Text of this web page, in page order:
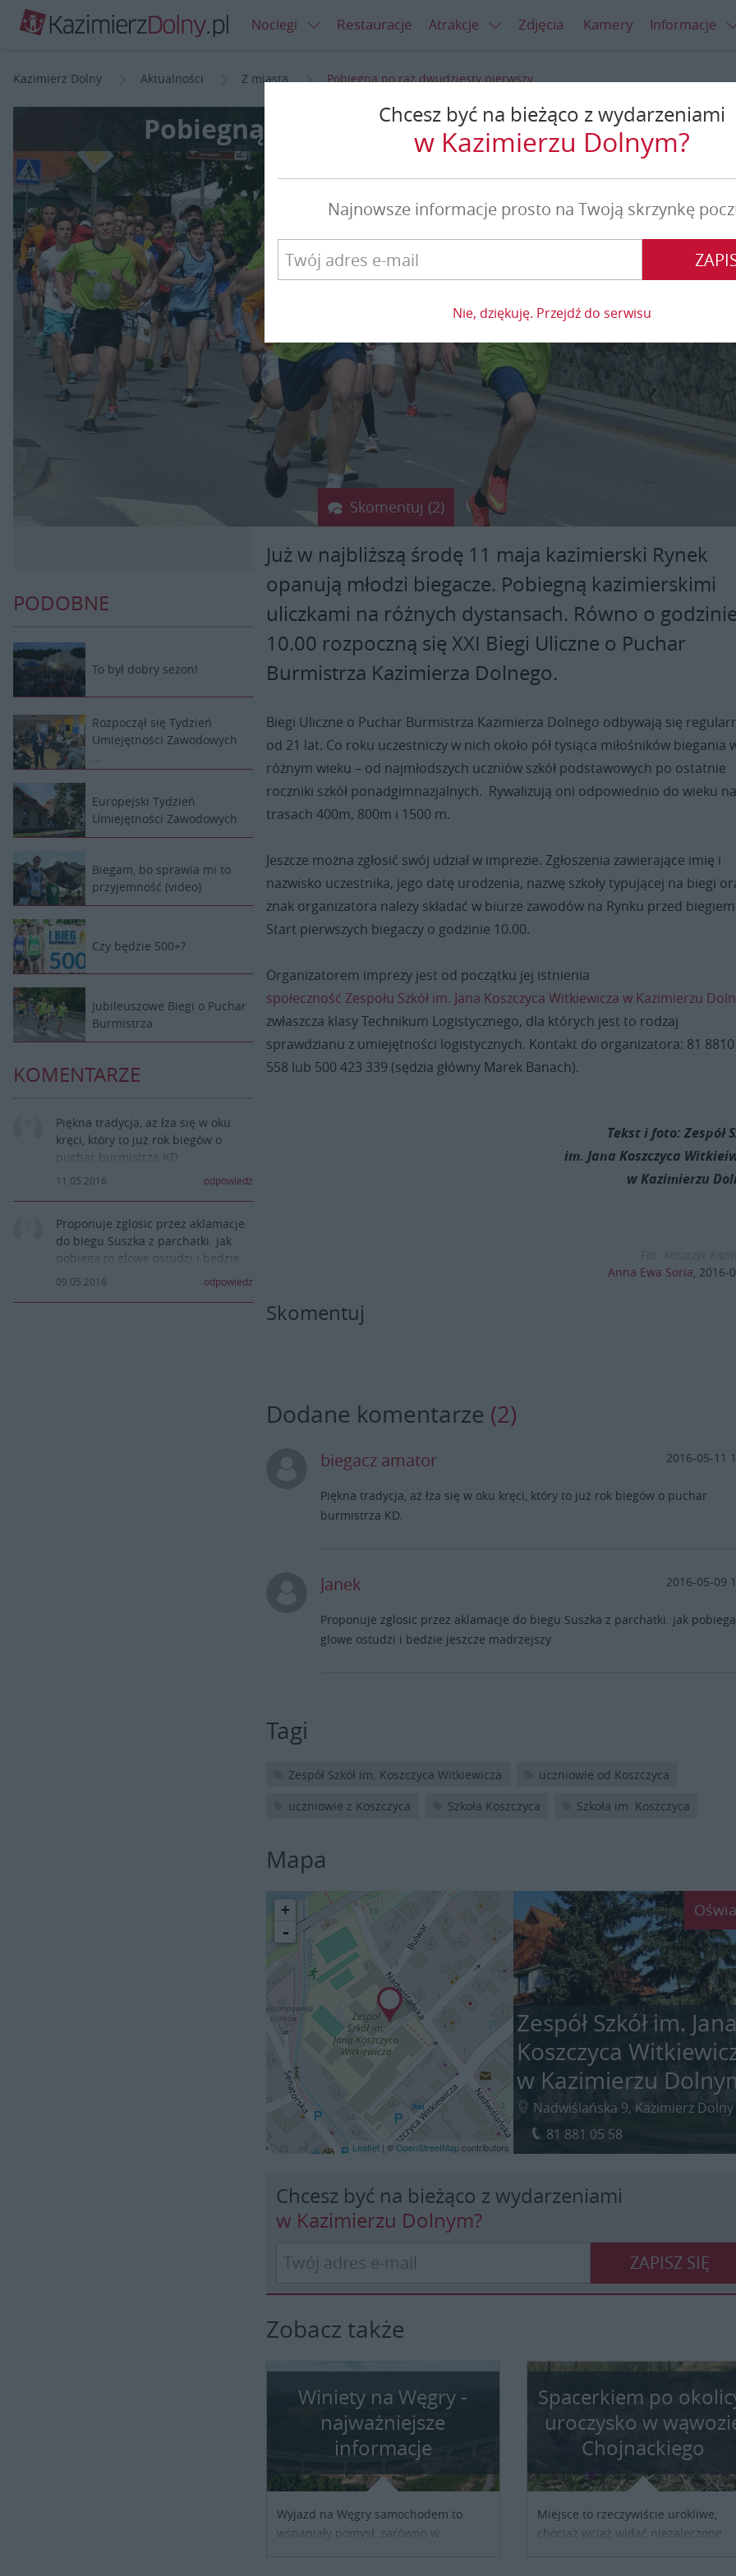
Noclegi Restauracje Atrakcje Zdjęcia Kamery Informacje
Kazimierz Dolny Aktualności Z miasta Pobiegną po raz dwudziesty pierwszy
Pobiegną po raz dwudziesty pierwszy
Skomentuj (2)
PODOBNE
To był dobry sezon!
Rozpoczął się Tydzień
Umiejętności Zawodowych
...
Europejski Tydzień
Umiejętności Zawodowych
Biegam, bo sprawia mi to
przyjemność (video)
Czy będzie 500+?
Jubileuszowe Biegi o Puchar
Burmistrza
KOMENTARZE
Piękna tradycja, aż łza się w oku
kręci, który to już rok biegów o
puchar burmistrza KD.
11.05.2016 odpowiedz
Proponuje zglosic przez aklamacje
do biegu Suszka z parchatki. jak
pobiega to glowe ostudzi i bedzie
jeszcze madrzejszy
09.05.2016 odpowiedz
Już w najbliższą środę 11 maja kazimierski Rynek
opanują młodzi biegacze. Pobiegną kazimierskimi
uliczkami na różnych dystansach. Równo o godzinie
10.00 rozpoczną się XXI Biegi Uliczne o Puchar
Burmistrza Kazimierza Dolnego.
Biegi Uliczne o Puchar Burmistrza Kazimierza Dolnego odbywają się
od 21 lat. Co roku uczestniczy w nich około pół tysiąca miłośników biegania
różnym wieku – od najmłodszych uczniów szkół podstawowych po ostatnie
roczniki szkół ponadgimnazjalnych. Rywalizują oni odpowiednio do wieku na
trasach 400m, 800m i 1500 m.
Jeszcze można zgłosić swój udział w imprezie. Zgłoszenia zawierające imię i
nazwisko uczestnika, jego datę urodzenia, nazwę szkoły typującej na biegi
znak organizatora należy składać w biurze zawodów na Rynku przed
Start pierwszych biegaczy o godzinie 10.00.
Organizatorem imprezy jest od początku jej istnienia
społeczność Zespołu Szkół im. Jana Koszczyca Witkiewicza w Kazimierzu
zwłaszcza klasy Technikum Logistycznego, dla których jest to rodzaj
sprawdzianu z umiejętności logistycznych. Kontakt do organizatora: 81 8810
558 lub 500 423 339 (sędzia główny Marek Banach).
Tekst i foto: Zespół
im. Jana Koszczyca
w Kazimierzu
Anna Ewa Soria, 2016-
Skomentuj
Dodane komentarze (2)
biegacz amator 2016-05-11
Piękna tradycja, aż łza się w oku kręci, który to już rok biegów o puchar
burmistrza KD.
Janek 2016-05-09
Proponuje zglosic przez aklamacje do biegu Suszka z parchatki. jak
glowe ostudzi i bedzie jeszcze madrzejszy
Tagi
Zespół Szkół im. Koszczyca Witkiewicza uczniowie od Koszczyca
uczniowie z Koszczyca Szkoła Koszczyca Szkoła im. Koszczyca
Mapa
+
-
Leaflet| ©OpenStreetMapcontributors
Zespół Szkół im. Jana
Koszczyca
w Kazimierzu
Nadwiślańska 9, Kazimierz Dolny
81 881 05 58
Chcesz być na bieżąco z wydarzeniami
w Kazimierzu Dolnym?
ZAPISZ SIĘ
Zobacz także
Winiety na Węgry -
najważniejsze
informacje
Wyjazd na Węgry samochodem to
wspaniały pomysł, zarówno w
Spacerkiem po
uroczysko w
Chojnackiego
Miejsce to rzeczywiście urokliwe,
chociaż wciąż widać niezaleczone
Chcesz być na bieżąco z wydarzeniami
w Kazimierzu Dolnym?
Najnowsze informacje prosto na Twoją skrzynkę
Nie, dziękuję. Przejdź do serwisu